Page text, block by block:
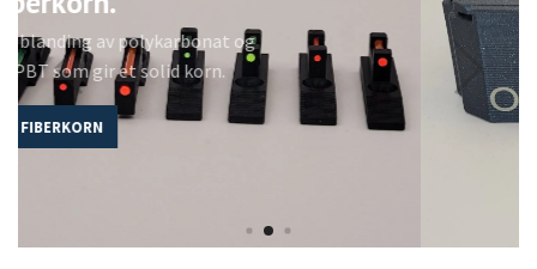
Personlig navn/tekst på
patronbokser
SE PATRONBOKSER